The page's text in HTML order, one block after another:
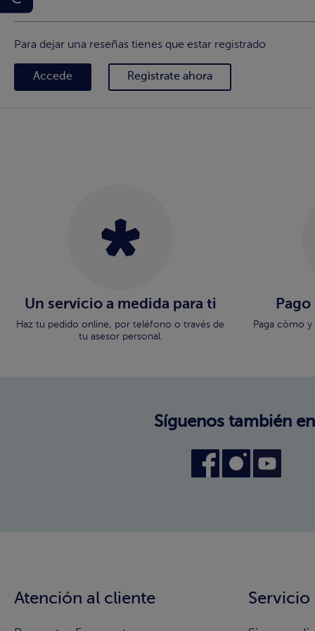
Para dejar una reseñas tienes que estar registrado
Accede Regìstrate ahora
Un servicio a medida para ti
Haz tu pedido online, por teléfono o través de
tu asesor personal.
Paga còmo
Atención al cliente Servicio
Síguenos también